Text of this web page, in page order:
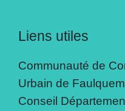
Liens utiles
Communauté de
Urbain de
Conseil